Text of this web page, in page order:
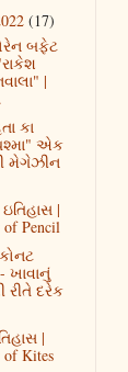
(17)
બફેટ
|
કા
એક
મેગેઝીન
|
Pencil
રીતે દરેક
|
Kites